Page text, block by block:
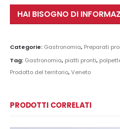
HAI BISOGNO DI
Categorie: Gastronomia, Preparati
Tag: Gastronomia, piatti pronti,
Prodotto del territorio,Veneto
PRODOTTI CORRELATI